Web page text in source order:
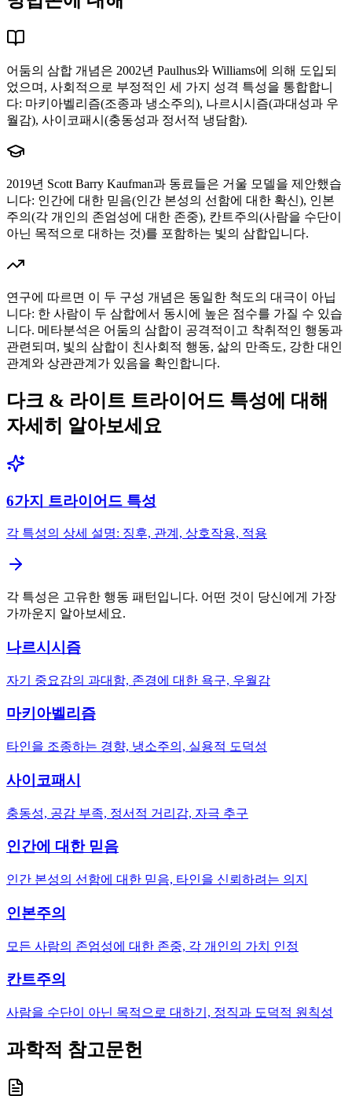
어둠의 삼합 개념은 2002년 Paulhus와 Williams에 의해 도입되
었으며, 사회적으로 부정적인 세 가지 성격 특성을 통합합니
다: 마키아벨리즘(조종과 냉소주의), 나르시시즘(과대성과 우
월감), 사이코패시(충동성과 정서적 냉담함).
2019년 Scott Barry Kaufman과 동료들은 거울 모델을 제안했습
니다: 인간에 대한 믿음(인간 본성의 선함에 대한 확신), 인본
주의(각 개인의 존엄성에 대한 존중), 칸트주의(사람을 수단이
아닌 목적으로 대하는 것)를 포함하는 빛의 삼합입니다.
연구에 따르면 이 두 구성 개념은 동일한 척도의 대극이 아닙
니다: 한 사람이 두 삼합에서 동시에 높은 점수를 가질 수 있습
니다. 메타분석은 어둠의 삼합이 공격적이고 착취적인 행동과
관련되며, 빛의 삼합이 친사회적 행동, 삶의 만족도, 강한 대인
관계와 상관관계가 있음을 확인합니다.
다크 & 라이트 트라이어드 특성에 대해
자세히 알아보세요
6가지 트라이어드 특성
각 특성의 상세 설명: 징후, 관계, 상호작용, 적용
각 특성은 고유한 행동 패턴입니다. 어떤 것이 당신에게 가장
가까운지 알아보세요.
나르시시즘
자기 중요감의 과대함, 존경에 대한 욕구, 우월감
마키아벨리즘
타인을 조종하는 경향, 냉소주의, 실용적 도덕성
사이코패시
충동성, 공감 부족, 정서적 거리감, 자극 추구
인간에 대한 믿음
인간 본성의 선함에 대한 믿음, 타인을 신뢰하려는 의지
인본주의
모든 사람의 존엄성에 대한 존중, 각 개인의 가치 인정
칸트주의
사람을 수단이 아닌 목적으로 대하기, 정직과 도덕적 원칙성
과학적 참고문헌